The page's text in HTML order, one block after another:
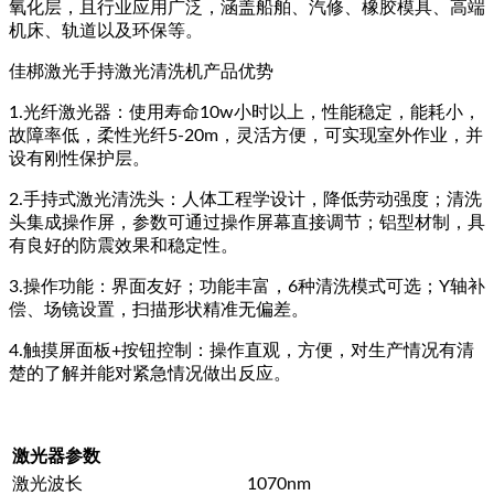
氧化层，且行业应用广泛，涵盖船舶、汽修、橡胶模具、高端
机床、轨道以及环保等。
佳梆激光手持激光清洗机产品优势
1.光纤激光器：使用寿命10w小时以上，性能稳定，能耗小，
故障率低，柔性光纤5-20m，灵活方便，可实现室外作业，并
设有刚性保护层。
2.手持式激光清洗头：人体工程学设计，降低劳动强度；清洗
头集成操作屏，参数可通过操作屏幕直接调节；铝型材制，具
有良好的防震效果和稳定性。
3.操作功能：界面友好；功能丰富，6种清洗模式可选；Y轴补
偿、场镜设置，扫描形状精准无偏差。
4.触摸屏面板+按钮控制：操作直观，方便，对生产情况有清
楚的了解并能对紧急情况做出反应。
激光器参数
激光波长
1070nm